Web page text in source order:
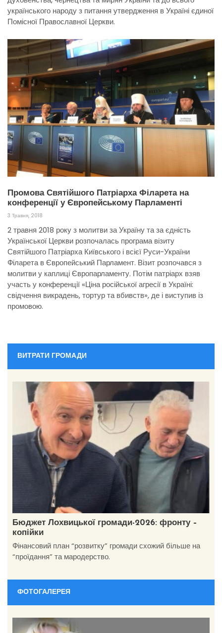
українського народу з питання утвердження в Україні єдиної
Помісної Православної Церкви.
Промова Святійшого Патріарха Філарета на
конференції у Європейському Парламенті
3 Травня, 2018
2 травня 2018 року з молитви за Україну та за єдність
Української Церкви розпочалась програма візиту
Святійшого Патріарха Київського і всієї Руси-України
Філарета в Європейський Парламент. Візит розпочався з
молитви у каплиці Європарламенту. Потім патріарх взяв
участь у конференції «Ціна російської агресії в Україні:
свідчення викрадень, тортур та вбивств», де і виступив із
промовою.
ВИТРАТИ ГРОМАДИ
Бюджет Лохвицької громади-2026: фронту –
копійки
Фінансовий план “розвитку” громади схожий більше на
“проїдання” та мародерство.
ФОТОГАЛЕРЕЯ